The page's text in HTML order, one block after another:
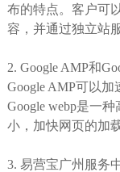
布的特点。客户可
容，并通过独立站
2. Google AMP和
Google AMP可以加
Google webp是一
小，加快网页的加
3. 易营宝广州服务